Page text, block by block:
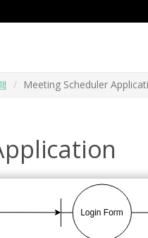
Meeting Scheduler